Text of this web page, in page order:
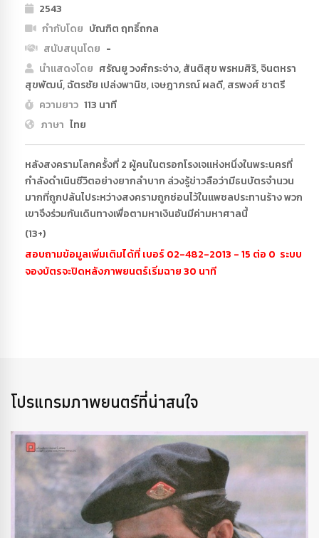
2543
กำกับโดย บัณฑิต ฤทธิ์ถกล
สนับสนุนโดย -
นำแสดงโดย ศรัณยู วงศ์กระจ่าง, สันติสุข พรหมศิริ, จินตหรา
สุขพัฒน์, ฉัตรชัย เปล่งพานิช, เจษฎาภรณ์ ผลดี, สรพงศ์ ชาตรี
ความยาว 113 นาที
ภาษา ไทย
หลังสงครามโลกครั้งที่ 2 ผู้คนในตรอกโรงเจแห่งหนึ่งในพระนครที่
กำลังดำเนินชีวิตอย่างยากลำบาก ล่วงรู้ข่าวลือว่ามีธนบัตรจำนวน
มากที่ถูกปล้นไประหว่างสงครามถูกซ่อนไว้ในแพชลประทานร้าง พวก
เขาจึงร่วมกันเดินทางเพื่อตามหาเงินอันมีค่ามหาศาลนี้
(13+)
สอบถามข้อมูลเพิ่มเติมได้ที่ เบอร์ 02-482-2013 - 15 ต่อ 0 ระบบ
จองบัตรจะปิดหลังภาพยนตร์เริ่มฉาย 30 นาที
โปรแกรมภาพยนตร์ที่น่าสนใจ